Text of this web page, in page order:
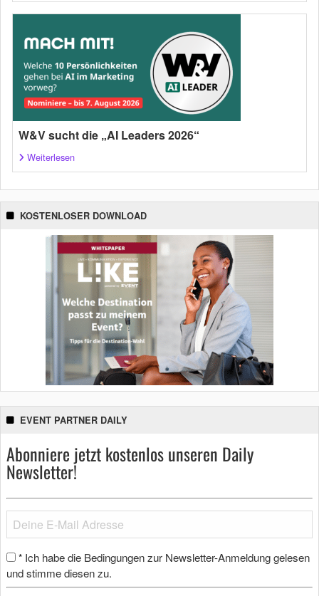
W&V sucht die „AI Leaders 2026“
Weiterlesen
KOSTENLOSER DOWNLOAD
EVENT PARTNER DAILY
Abonniere jetzt kostenlos unseren Daily
Newsletter!
* Ich habe die Bedingungen zur Newsletter-Anmeldung gelesen
und stimme diesen zu.